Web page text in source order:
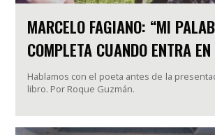
MARCELO FAGIANO: “MI
COMPLETA CUANDO ENTRA
Hablamos con el poeta antes de la
libro. Por Roque Guzmán.